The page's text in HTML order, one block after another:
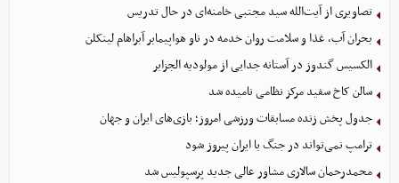
تصاویری از آیت‌الله سید مجتبی خامنه‌ای در حال تدریس
بحران آب، غذا و سلامت روان خدمه در ناو هواپیمابر آبراهام لینکلن
الکسیس گندوز در آستانه جدایی از مولودیه الجزایر
سالن کاخ سفید مرکز نظامی نامیده شد
جدول پخش زنده مسابقات ورزشی امروز؛ بازی‌های ایران و جهان
ترامپ نمی‌تواند در جنگ با ایران پیروز شود
محمدرحمان سالاری مشاور عالی جدید پرسپولیس شد